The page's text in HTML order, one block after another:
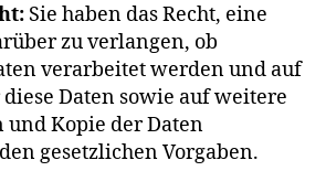
Sie haben das Recht, eine
zu verlangen, ob
verarbeitet werden und auf
Daten sowie auf weitere
Kopie der Daten
gesetzlichen Vorgaben.